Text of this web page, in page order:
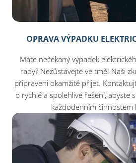
OPRAVA VÝPADKU
Máte nečekaný výpadek
rady? Nezůstávejte ve tmě! Naši
připraveni okamžitě přijet.
o rychlé a spolehlivé řešení, abyste
každodenním činnostem